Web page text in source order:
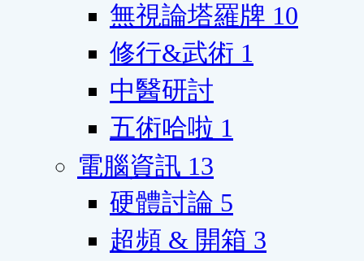
無視論塔羅牌 10
修行&武術 1
中醫研討
五術哈啦 1
電腦資訊 13
硬體討論 5
超頻 & 開箱 3